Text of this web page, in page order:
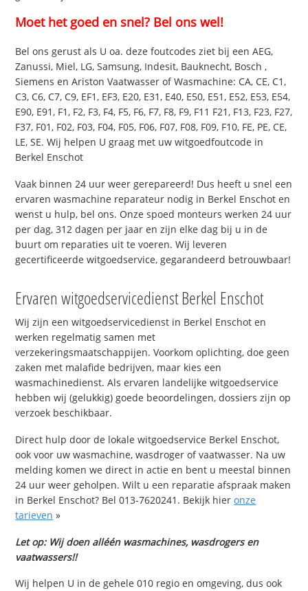
Moet het goed en snel? Bel ons wel!
Bel ons gerust als U oa. deze foutcodes ziet bij een AEG,
Zanussi, Miel, LG, Samsung, Indesit, Bauknecht, Bosch ,
Siemens en Ariston Vaatwasser of Wasmachine: CA, CE, C1,
C3, C6, C7, C9, EF1, EF3, E20, E31, E40, E50, E51, E52, E53, E54,
E90, E91, F1, F2, F3, F4, F5, F6, F7, F8, F9, F11 F21, F13, F23, F27,
F37, F01, F02, F03, F04, F05, F06, F07, F08, F09, F10, FE, PE, CE,
LE, SE. Wij helpen U graag met uw witgoedfoutcode in
Berkel Enschot
Vaak binnen 24 uur weer gerepareerd! Dus heeft u snel een
ervaren wasmachine reparateur nodig in Berkel Enschot en
wenst u hulp, bel ons. Onze spoed monteurs werken 24 uur
per dag, 312 dagen per jaar en zijn elke dag bij u in de
buurt om reparaties uit te voeren. Wij leveren
gecertificeerde witgoedservice, gegarandeerd betrouwbaar!
Ervaren witgoedservicedienst Berkel Enschot
Wij zijn een witgoedservicedienst in Berkel Enschot en
werken regelmatig samen met
verzekeringsmaatschappijen. Voorkom oplichting, doe geen
zaken met malafide bedrijven, maar kies een
wasmachinedienst. Als ervaren landelijke witgoedservice
hebben wij (gelukkig) goede beoordelingen, dossiers zijn op
verzoek beschikbaar.
Direct hulp door de lokale witgoedservice Berkel Enschot,
ook voor uw wasmachine, wasdroger of vaatwasser. Na uw
melding komen we direct in actie en bent u meestal binnen
24 uur weer geholpen. Wilt u een reparatie afspraak maken
in Berkel Enschot? Bel 013-7620241. Bekijk hieronze
tarieven »
Let op: Wij doen alléén wasmachines, wasdrogers en
vaatwassers!!
Wij helpen U in de gehele 010 regio en omgeving, dus ook